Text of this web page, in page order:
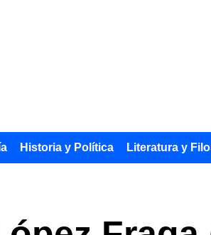
Historia y Política Literatura y